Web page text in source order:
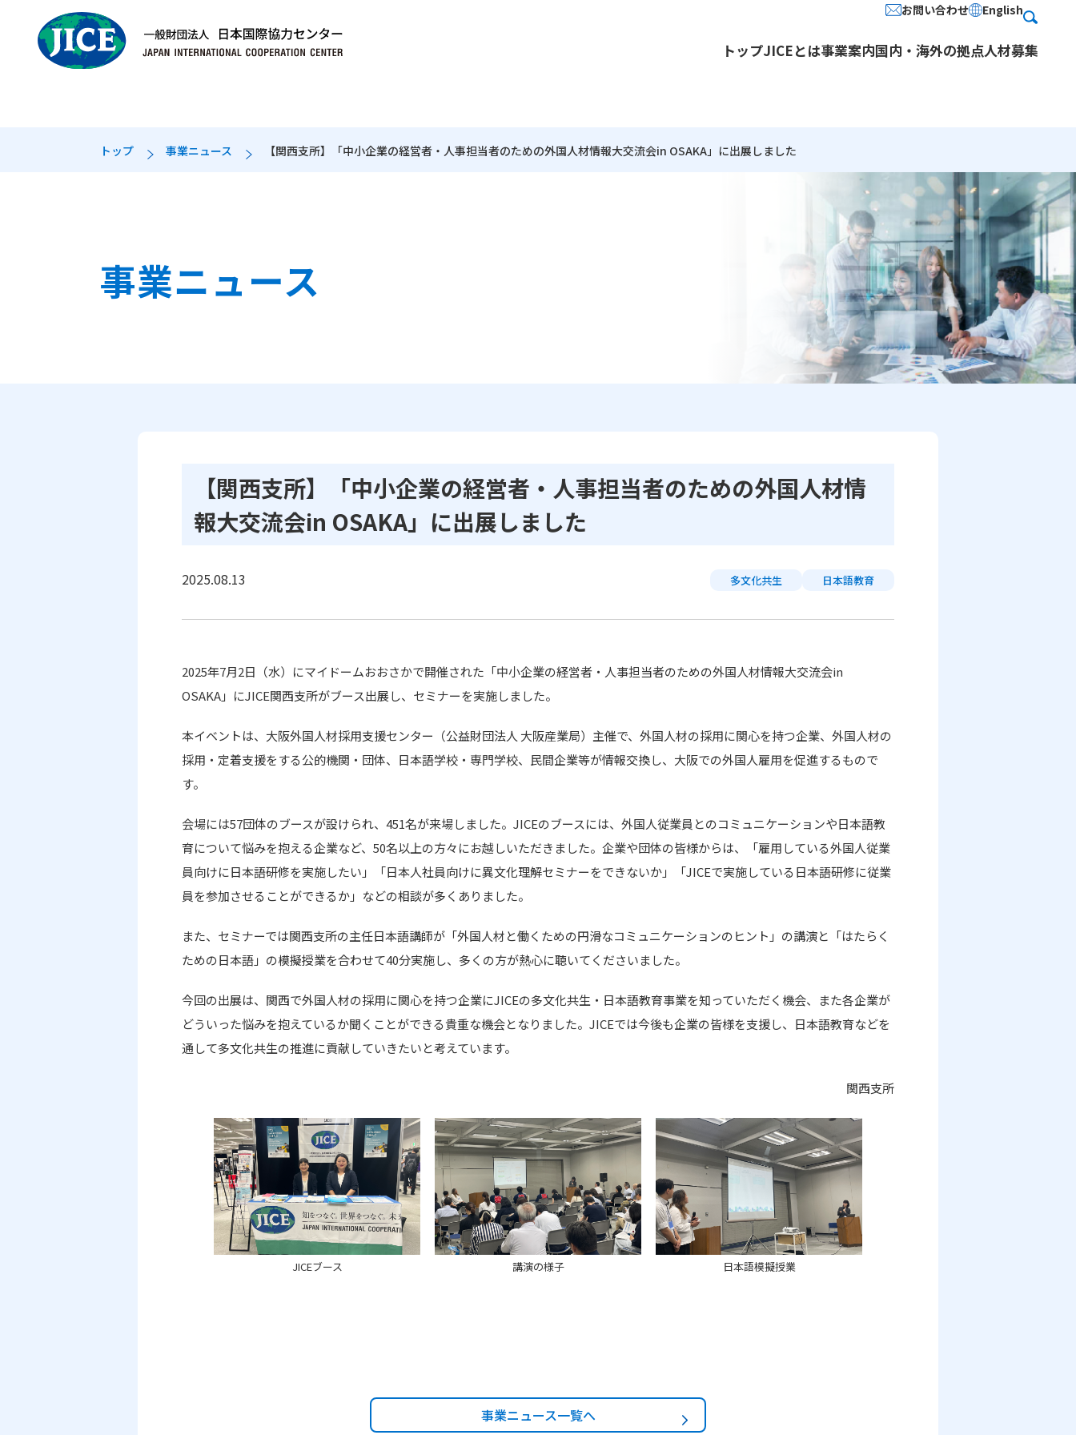
お問い合わせ English
トップJICEとは
JICEとは
情報公開 (役員名簿・定款)
パンフレットダウンロード
事業案内
事業案内
多文化共生・日本語教育
国内・海外の拠点
国内・海外の拠点
人材募集
人材募集
・職員（社会人）
トップ 事業ニュース 【関西支所】「中小企業の経営者・人事担当者のための外国人材情報大交流会in OSAKA」に出展しました
事業ニュース
【関西支所】「中小企業の経営者・人事担当者のための外国人材情
報大交流会in OSAKA」に出展しました
2025.08.13 多文化共生 日本語教育
2025年7月2日（水）にマイドームおおさかで開催された「中小企業の経営者・人事担当者のための外国人材情報大交流会in
OSAKA」にJICE関西支所がブース出展し、セミナーを実施しました。
本イベントは、大阪外国人材採用支援センター（公益財団法人 大阪産業局）主催で、外国人材の採用に関心を持つ企業、外国人材の
採用・定着支援をする公的機関・団体、日本語学校・専門学校、民間企業等が情報交換し、大阪での外国人雇用を促進するもので
す。
会場には57団体のブースが設けられ、 451名が来場しました。 JICEのブースには、外国人従業員とのコミュニケーションや日本語教
育について悩みを抱える企業など、 50名以上の方々にお越しいただきました。企業や団体の皆様からは、「雇用している外国人従業
員向けに日本語研修を実施したい」「日本人社員向けに異文化理解セミナーをできないか」「JICEで実施している日本語研修に従業
員を参加させることができるか」などの相談が多くありました。
また、セミナーでは関西支所の主任日本語講師が「外国人材と働くための円滑なコミュニケーションのヒント」の講演と「はたらく
ための日本語」の模擬授業を合わせて40分実施し、多くの方が熱心に聴いてくださいました。
今回の出展は、関西で外国人材の採用に関心を持つ企業にJICEの多文化共生・日本語教育事業を知っていただく機会、また各企業が
どういった悩みを抱えているか聞くことができる貴重な機会となりました。 JICEでは今後も企業の皆様を支援し、日本語教育などを
通して多文化共生の推進に貢献していきたいと考えています。
関西支所
JICEブース 講演の様子 日本語模擬授業
事業ニュース一覧へ